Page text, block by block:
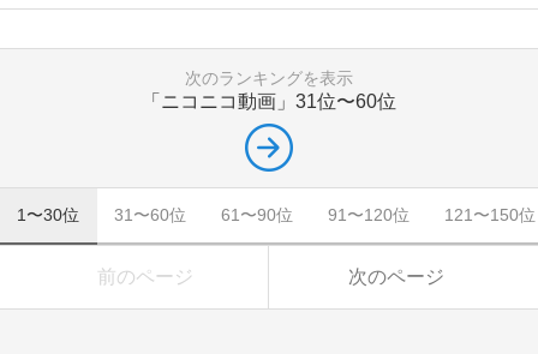
次のランキングを表示
「ニコニコ動画」 31位〜60位
1〜30位 31〜60位 61〜90位 91〜120位 121〜150位
前のページ 次のページ